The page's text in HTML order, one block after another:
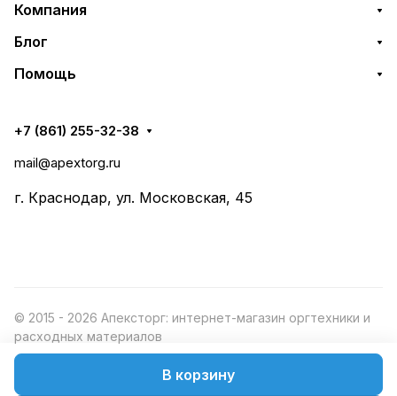
В корзину
Компания
Блог
Помощь
+7 (861) 255-32-38
mail@apextorg.ru
г. Краснодар, ул. Московская, 45
© 2015 - 2026 Апексторг: интернет-магазин оргтехники и
расходных материалов
Конфиденциальность